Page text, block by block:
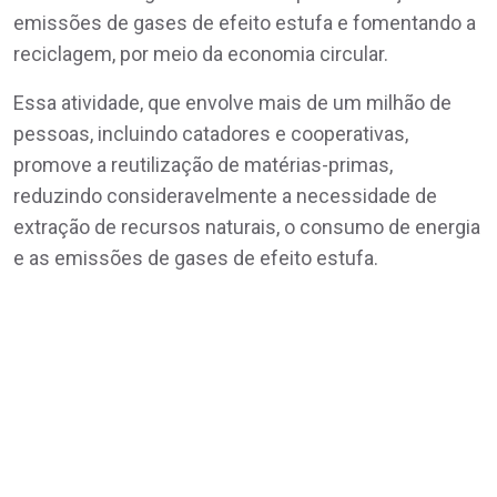
emissões de gases de efeito estufa e fomentando a
reciclagem, por meio da economia circular.
Essa atividade, que envolve mais de um milhão de
pessoas, incluindo catadores e cooperativas,
promove a reutilização de matérias-primas,
reduzindo consideravelmente a necessidade de
extração de recursos naturais, o consumo de energia
e as emissões de gases de efeito estufa.